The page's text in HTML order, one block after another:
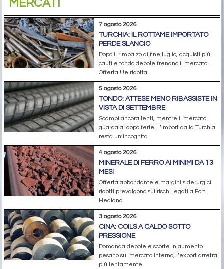
MERCATI
7 agosto 2026
TURCHIA: IL ROTTAME IMPORTATO
PERDE SLANCIO
Dopo il rimbalzo di fine luglio, acquisti più
cauti e tondo debole frenano il mercato.
Offerta Ue ridotta
5 agosto 2026
TONDO: ATTESE MENO RIBASSISTE IN
VISTA DI SETTEMBRE
Scambi ancora lenti, mentre il mercato
guarda al dopo ferie. L’import dalla Turchia
resta un’incognita
4 agosto 2026
MINERALE DI FERRO AI MINIMI DA 13
MESI
Offerta abbondante e margini siderurgici
ridotti prevalgono sui rischi legati a Port
Hedland
3 agosto 2026
CINA: COILS A CALDO SOTTO
PRESSIONE
Domanda debole e scorte in aumento
pesano sul mercato interno; l’export arretra
più lentamente